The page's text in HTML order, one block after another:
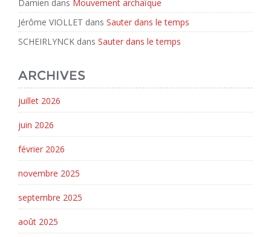
Damien dans Mouvement archaïque
Jérôme VIOLLET dans Sauter dans le temps
SCHEIRLYNCK dans Sauter dans le temps
ARCHIVES
juillet 2026
juin 2026
février 2026
novembre 2025
septembre 2025
août 2025